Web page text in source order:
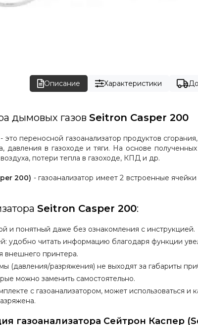
Описание Характеристики
дымовых газов Seitron Casper 200
- это переносной газоанализатор продуктов
давления в газоходе и тяги. На основе
потери тепла в газоходе, КПД и др.
200) - газоанализатор имеет 2 встроенные
Seitron Casper 200:
и понятный даже без ознакомления с инструкцией.
удобно читать информацию благодаря функции
внешнего принтера.
(давления/разряжения) не выходят за габариты
можно заменить самостоятельно.
с газоанализатором, может использоваться и
газоанализатора Сейтрон Каспер